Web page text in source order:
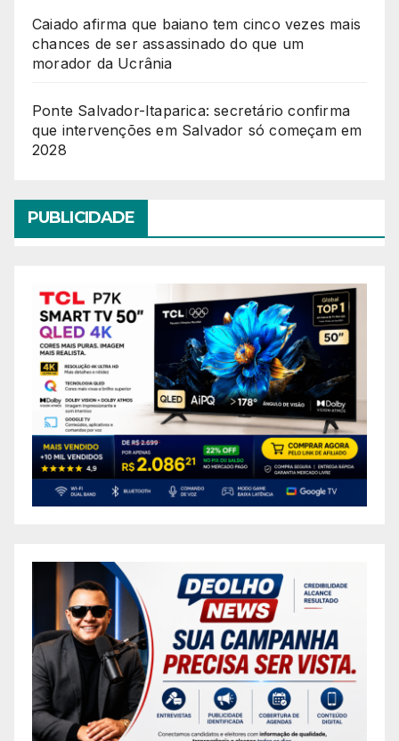
Caiado afirma que baiano tem cinco vezes mais
chances de ser assassinado do que um
morador da Ucrânia
Ponte Salvador-Itaparica: secretário confirma
que intervenções em Salvador só começam em
2028
PUBLICIDADE